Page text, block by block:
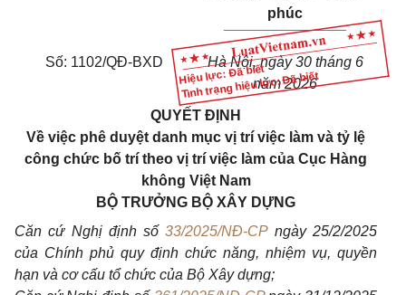
Hiệu lực: Đã biết
Tình trạng hiệu lực: Đã biết
phúc
_______________
Số: 1102/QĐ-BXD
Hà Nội, ngày 30 tháng 6
năm 2026
QUYẾT ĐỊNH
Về việc phê duyệt danh mục vị trí việc làm và tỷ lệ
công chức bố trí theo vị trí việc làm của Cục Hàng
không Việt Nam
BỘ TRƯỞNG BỘ XÂY DỰNG
Căn cứ Nghị định số33/2025/NĐ-CPngày 25/2/2025
của Chính phủ quy định chức năng, nhiệm vụ, quyền
hạn và cơ cấu tổ chức của Bộ Xây dựng;